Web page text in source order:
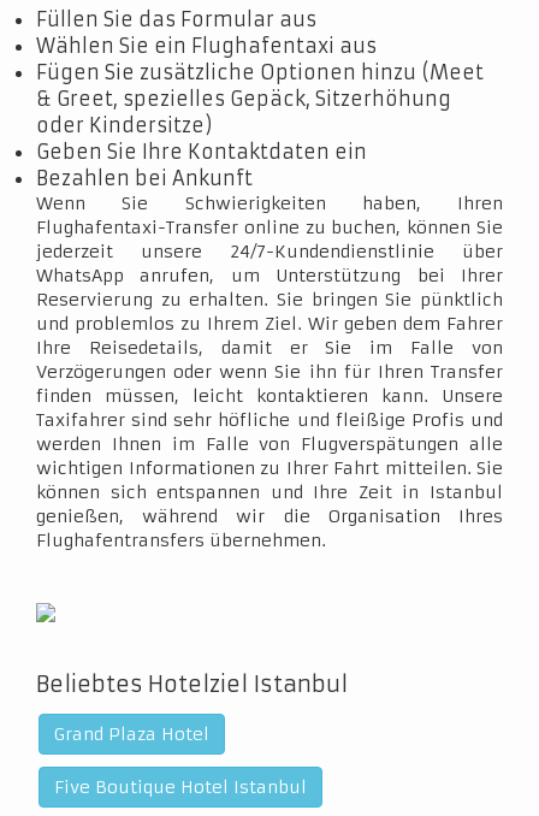
Füllen Sie das Formular aus
Wählen Sie ein Flughafentaxi aus
Fügen Sie zusätzliche Optionen hinzu (Meet
& Greet, spezielles Gepäck, Sitzerhöhung
oder Kindersitze)
Geben Sie Ihre Kontaktdaten ein
Bezahlen bei Ankunft
Wenn Sie Schwierigkeiten haben, Ihren
Flughafentaxi-Transfer online zu buchen, können Sie
jederzeit unsere 24/7-Kundendienstlinie über
WhatsApp anrufen, um Unterstützung bei Ihrer
Reservierung zu erhalten. Sie bringen Sie pünktlich
und problemlos zu Ihrem Ziel. Wir geben dem Fahrer
Ihre Reisedetails, damit er Sie im Falle von
Verzögerungen oder wenn Sie ihn für Ihren Transfer
finden müssen, leicht kontaktieren kann. Unsere
Taxifahrer sind sehr höfliche und fleißige Profis und
werden Ihnen im Falle von Flugverspätungen alle
wichtigen Informationen zu Ihrer Fahrt mitteilen. Sie
können sich entspannen und Ihre Zeit in Istanbul
genießen, während wir die Organisation Ihres
Flughafentransfers übernehmen.
Beliebtes Hotelziel Istanbul
Grand Plaza Hotel
Five Boutique Hotel Istanbul